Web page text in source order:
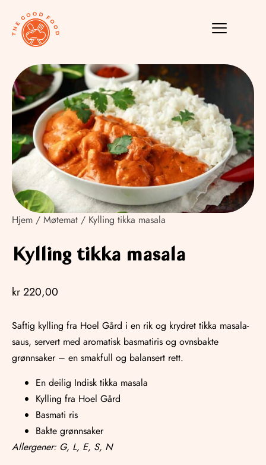
Hjem / Møtemat / Kylling tikka masala
Kylling tikka masala
kr220,00
Saftig kylling fra Hoel Gård i en rik og krydret tikka masala-
saus, servert med aromatisk basmatiris og ovnsbakte
grønnsaker – en smakfull og balansert rett.
En deilig Indisk tikka masala
Kylling fra Hoel Gård
Basmati ris
Bakte grønnsaker
Allergener: G, L, E, S, N